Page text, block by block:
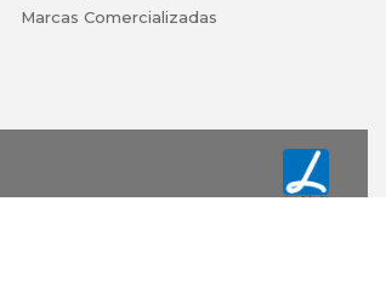
Marcas Comercializadas